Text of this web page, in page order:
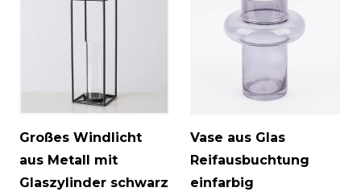
Großes Windlicht
aus Metall mit
Glaszylinder schwarz
Vase aus Glas
Reifausbuchtung
einfarbig